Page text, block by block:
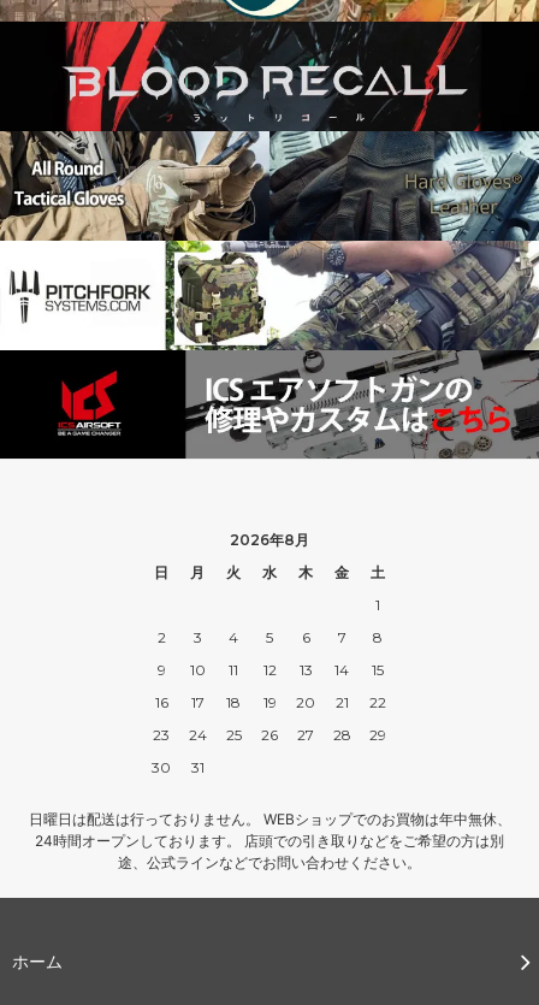
2026年8月
日
月 火 水 木 金
土
1
2
3 4 5 6 7
8
9
10 11 12 13 14
15
16
17 18 19 20 21
22
23
24 25 26 27 28
29
30
31
日曜日は配送は行っておりません。 WEBショップでのお買物は年中無休、
24時間オープンしております。 店頭での引き取りなどをご希望の方は別
途、公式ラインなどでお問い合わせください。
ホーム